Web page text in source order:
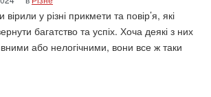
у різні прикмети та повір’я, які
багатство та успіх. Хоча деякі з них
або нелогічними, вони все ж таки